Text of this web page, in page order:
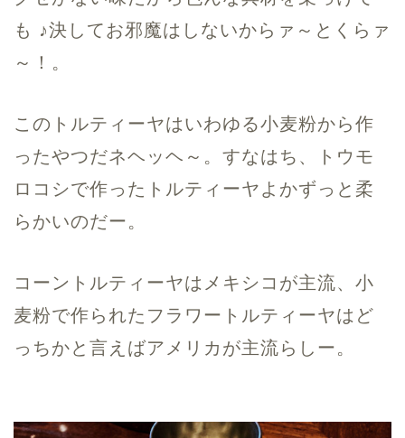
も ♪決してお邪魔はしないからァ～とくらァ
～！。
このトルティーヤはいわゆる小麦粉から作
ったやつだネヘッヘ～。すなはち、トウモ
ロコシで作ったトルティーヤよかずっと柔
らかいのだー。
コーントルティーヤはメキシコが主流、小
麦粉で作られたフラワートルティーヤはど
っちかと言えばアメリカが主流らしー。